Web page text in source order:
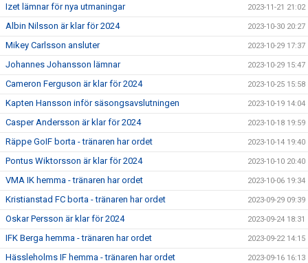
Izet lämnar för nya utmaningar 2023-11-21 21:02
Albin Nilsson är klar för 2024 2023-10-30 20:27
Mikey Carlsson ansluter 2023-10-29 17:37
Johannes Johansson lämnar 2023-10-29 15:47
Cameron Ferguson är klar för 2024 2023-10-25 15:58
Kapten Hansson inför säsongsavslutningen 2023-10-19 14:04
Casper Andersson är klar för 2024 2023-10-18 19:59
Räppe GoIF borta - tränaren har ordet 2023-10-14 19:40
Pontus Wiktorsson är klar för 2024 2023-10-10 20:40
VMA IK hemma - tränaren har ordet 2023-10-06 19:34
Kristianstad FC borta - tränaren har ordet 2023-09-29 09:39
Oskar Persson är klar för 2024 2023-09-24 18:31
IFK Berga hemma - tränaren har ordet 2023-09-22 14:15
Hässleholms IF hemma - tränaren har ordet 2023-09-16 16:13